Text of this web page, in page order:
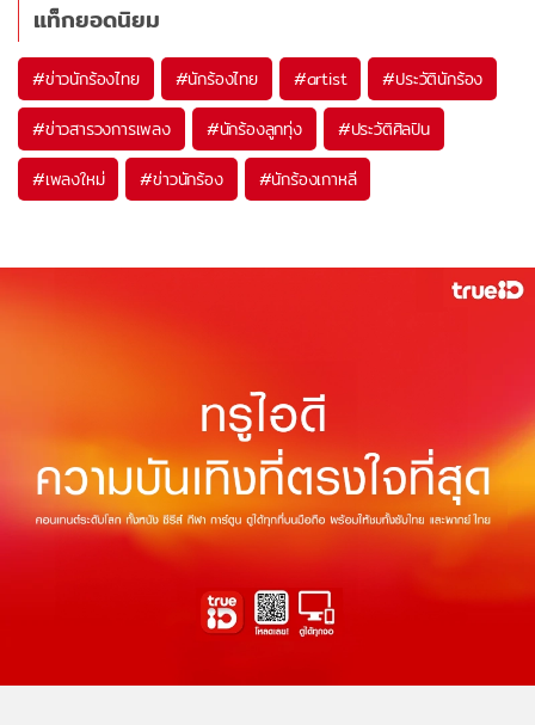
แท็กยอดนิยม
#ข่าวนักร้องไทย #นักร้องไทย #artist #ประวัตินักร้อง
#ข่าวสารวงการเพลง #นักร้องลูกทุ่ง #ประวัติศิลปิน
#เพลงใหม่ #ข่าวนักร้อง #นักร้องเกาหลี